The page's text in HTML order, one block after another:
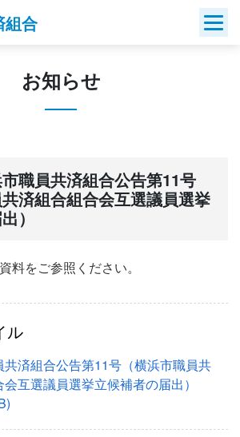
組合
お知らせ
市職員共済組合公告第11号
共済組合組合会互選議員選挙
）
料をご参照ください。
ル
共済組合公告第11号（横浜市職員共
互選議員選挙立候補者の届出）